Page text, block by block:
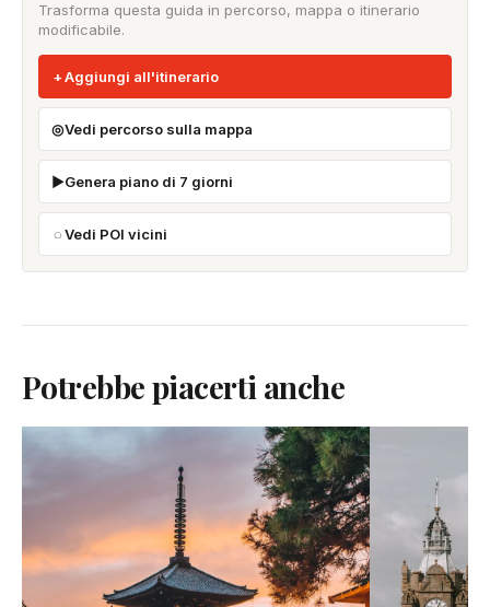
Trasforma questa guida in percorso, mappa o itinerario
modificabile.
Aggiungi all'itinerario
Vedi percorso sulla mappa
Genera piano di 7 giorni
Vedi POI vicini
Potrebbe piacerti anche